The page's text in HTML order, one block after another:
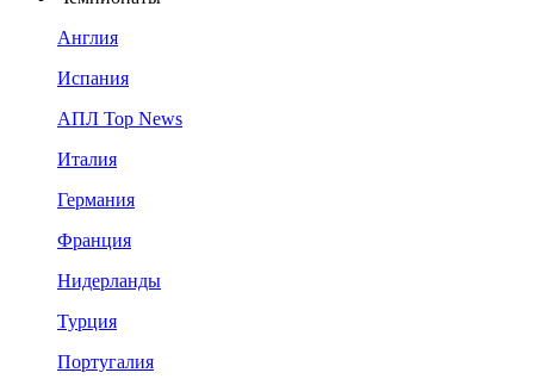
Англия
Испания
АПЛ Top News
Италия
Германия
Франция
Нидерланды
Турция
Португалия